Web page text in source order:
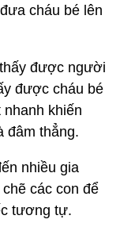
cháu bé lên
được người
được cháu bé
khiến
đâm thẳng.
nhiều gia
các con để
tương tự.